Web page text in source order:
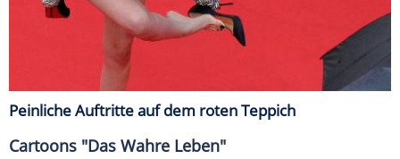
Peinliche Auftritte auf dem roten Teppich
Cartoons "Das Wahre Leben"